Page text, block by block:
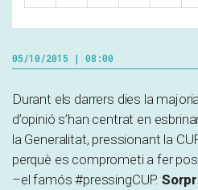
05/10/2015 | 08:00
Durant els darrers dies la
d’opinió s’han centrat en
la Generalitat, pressionant la
perquè es comprometi a fer
–el famós #pressingCUP.